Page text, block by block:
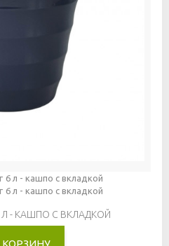
Л - КАШПО С ВКЛАДКОЙ
КОРЗИНУ